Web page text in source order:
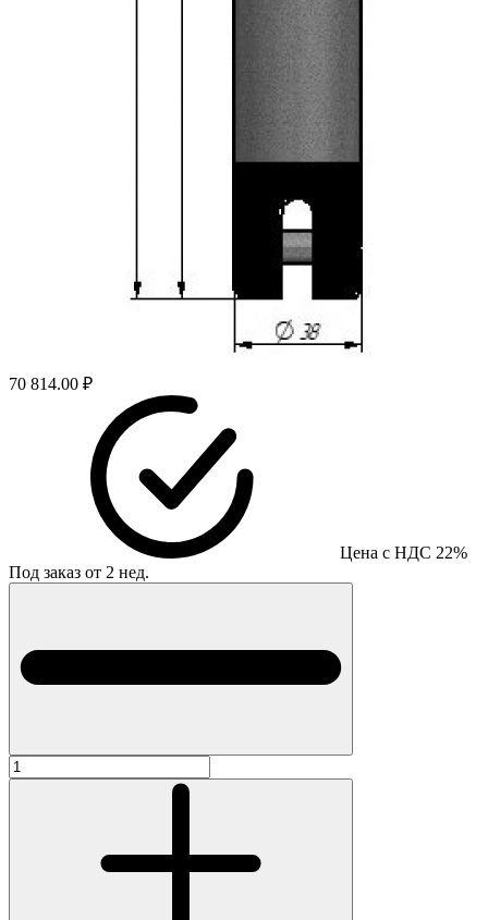
70 814.00 ₽
Цена с НДС 22%
Под заказ от 2 нед.